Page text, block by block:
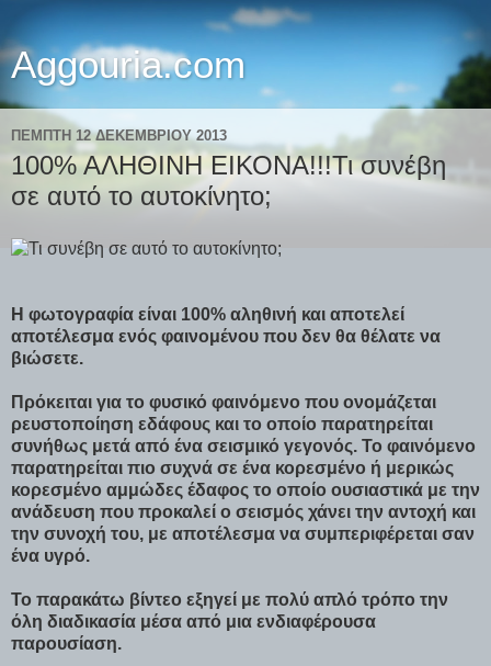
Aggouria.com
ΠΈΜΠΤΗ 12 ΔΕΚΕΜΒΡΊΟΥ 2013
100% ΑΛΗΘΙΝΗ ΕΙΚΟΝΑ!!!Τι συνέβη
σε αυτό το αυτοκίνητο;
Η φωτογραφία είναι 100% αληθινή και αποτελεί
αποτέλεσμα ενός φαινομένου που δεν θα θέλατε να
βιώσετε.
Πρόκειται για το φυσικό φαινόμενο που ονομάζεται
ρευστοποίηση εδάφους και το οποίο παρατηρείται
συνήθως μετά από ένα σεισμικό γεγονός. Το φαινόμενο
παρατηρείται πιο συχνά σε ένα κορεσμένο ή μερικώς
κορεσμένο αμμώδες έδαφος το οποίο ουσιαστικά με την
ανάδευση που προκαλεί ο σεισμός χάνει την αντοχή και
την συνοχή του, με αποτέλεσμα να συμπεριφέρεται σαν
ένα υγρό.
Το παρακάτω βίντεο εξηγεί με πολύ απλό τρόπο την
όλη διαδικασία μέσα από μια ενδιαφέρουσα
παρουσίαση.